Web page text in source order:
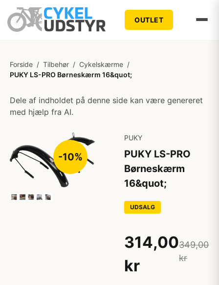
OUTLET
Forside / Tilbehør / Cykelskærme /
PUKY LS-PRO Børneskærm 16&quot;
Dele af indholdet på denne side kan være genereret
med hjælp fra AI.
-10%
PUKY
PUKY LS-PRO
Børneskærm
16&quot;
UDSALG
314,00
kr
349,00
kr